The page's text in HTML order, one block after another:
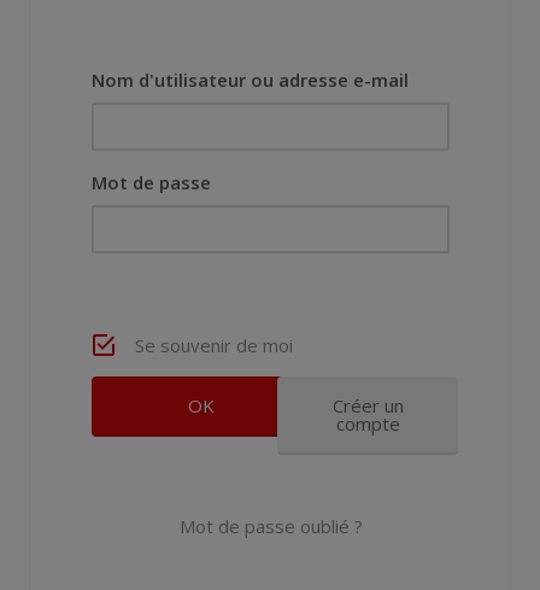
Nom d'utilisateur ou adresse e-mail
Mot de passe
Se souvenir de moi
Créer un
compte
Mot de passe oublié ?